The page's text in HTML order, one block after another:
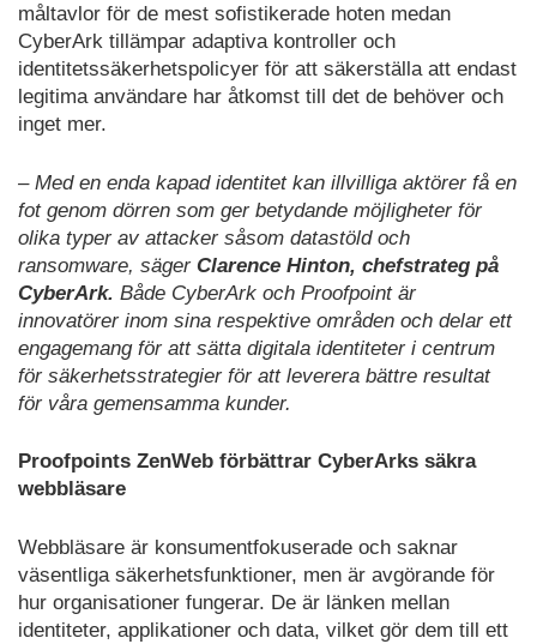
måltavlor för de mest sofistikerade hoten medan
CyberArk tillämpar adaptiva kontroller och
identitetssäkerhetspolicyer för att säkerställa att endast
legitima användare har åtkomst till det de behöver och
inget mer.
– Med en enda kapad identitet kan illvilliga aktörer få en
fot genom dörren som ger betydande möjligheter för
olika typer av attacker såsom datastöld och
ransomware, säger Clarence Hinton, chefstrateg på
CyberArk. Både CyberArk och Proofpoint är
innovatörer inom sina respektive områden och delar ett
engagemang för att sätta digitala identiteter i centrum
för säkerhetsstrategier för att leverera bättre resultat
för våra gemensamma kunder.
Proofpoints ZenWeb förbättrar CyberArks säkra
webbläsare
Webbläsare är konsumentfokuserade och saknar
väsentliga säkerhetsfunktioner, men är avgörande för
hur organisationer fungerar. De är länken mellan
identiteter, applikationer och data, vilket gör dem till ett